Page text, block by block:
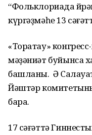
“Фольклориада
күргәҙмәһе 13
«Торатау»
мәҙәниәт буйынса
башланы. Ә
Йәштәр
бара.
17 сәғәттә